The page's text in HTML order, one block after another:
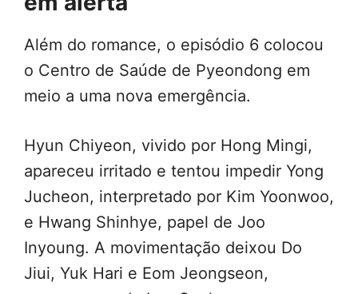
Além do romance, o episódio 6 colocou
o Centro de Saúde de Pyeondong em
meio a uma nova emergência.
Hyun Chiyeon, vivido por Hong Mingi,
apareceu irritado e tentou impedir Yong
Jucheon, interpretado por Kim Yoonwoo,
e Hwang Shinhye, papel de Joo
Inyoung. A movimentação deixou Do
Jiui, Yuk Hari e Eom Jeongseon,